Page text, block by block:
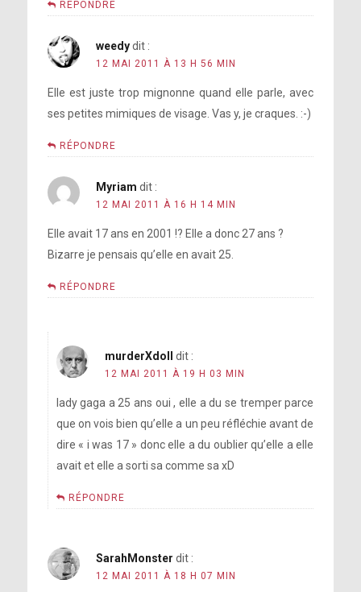
RÉPONDRE
weedy dit :
12 MAI 2011 À 13 H 56 MIN
Elle est juste trop mignonne quand elle parle, avec
ses petites mimiques de visage. Vas y, je craques. :-)
RÉPONDRE
Myriam dit :
12 MAI 2011 À 16 H 14 MIN
Elle avait 17 ans en 2001 !? Elle a donc 27 ans ?
Bizarre je pensais qu’elle en avait 25.
RÉPONDRE
murderXdoll dit :
12 MAI 2011 À 19 H 03 MIN
lady gaga a 25 ans oui , elle a du se tremper parce
que on vois bien qu’elle a un peu réfléchie avant de
dire « i was 17 » donc elle a du oublier qu’elle a elle
avait et elle a sorti sa comme sa xD
RÉPONDRE
SarahMonster dit :
12 MAI 2011 À 18 H 07 MIN